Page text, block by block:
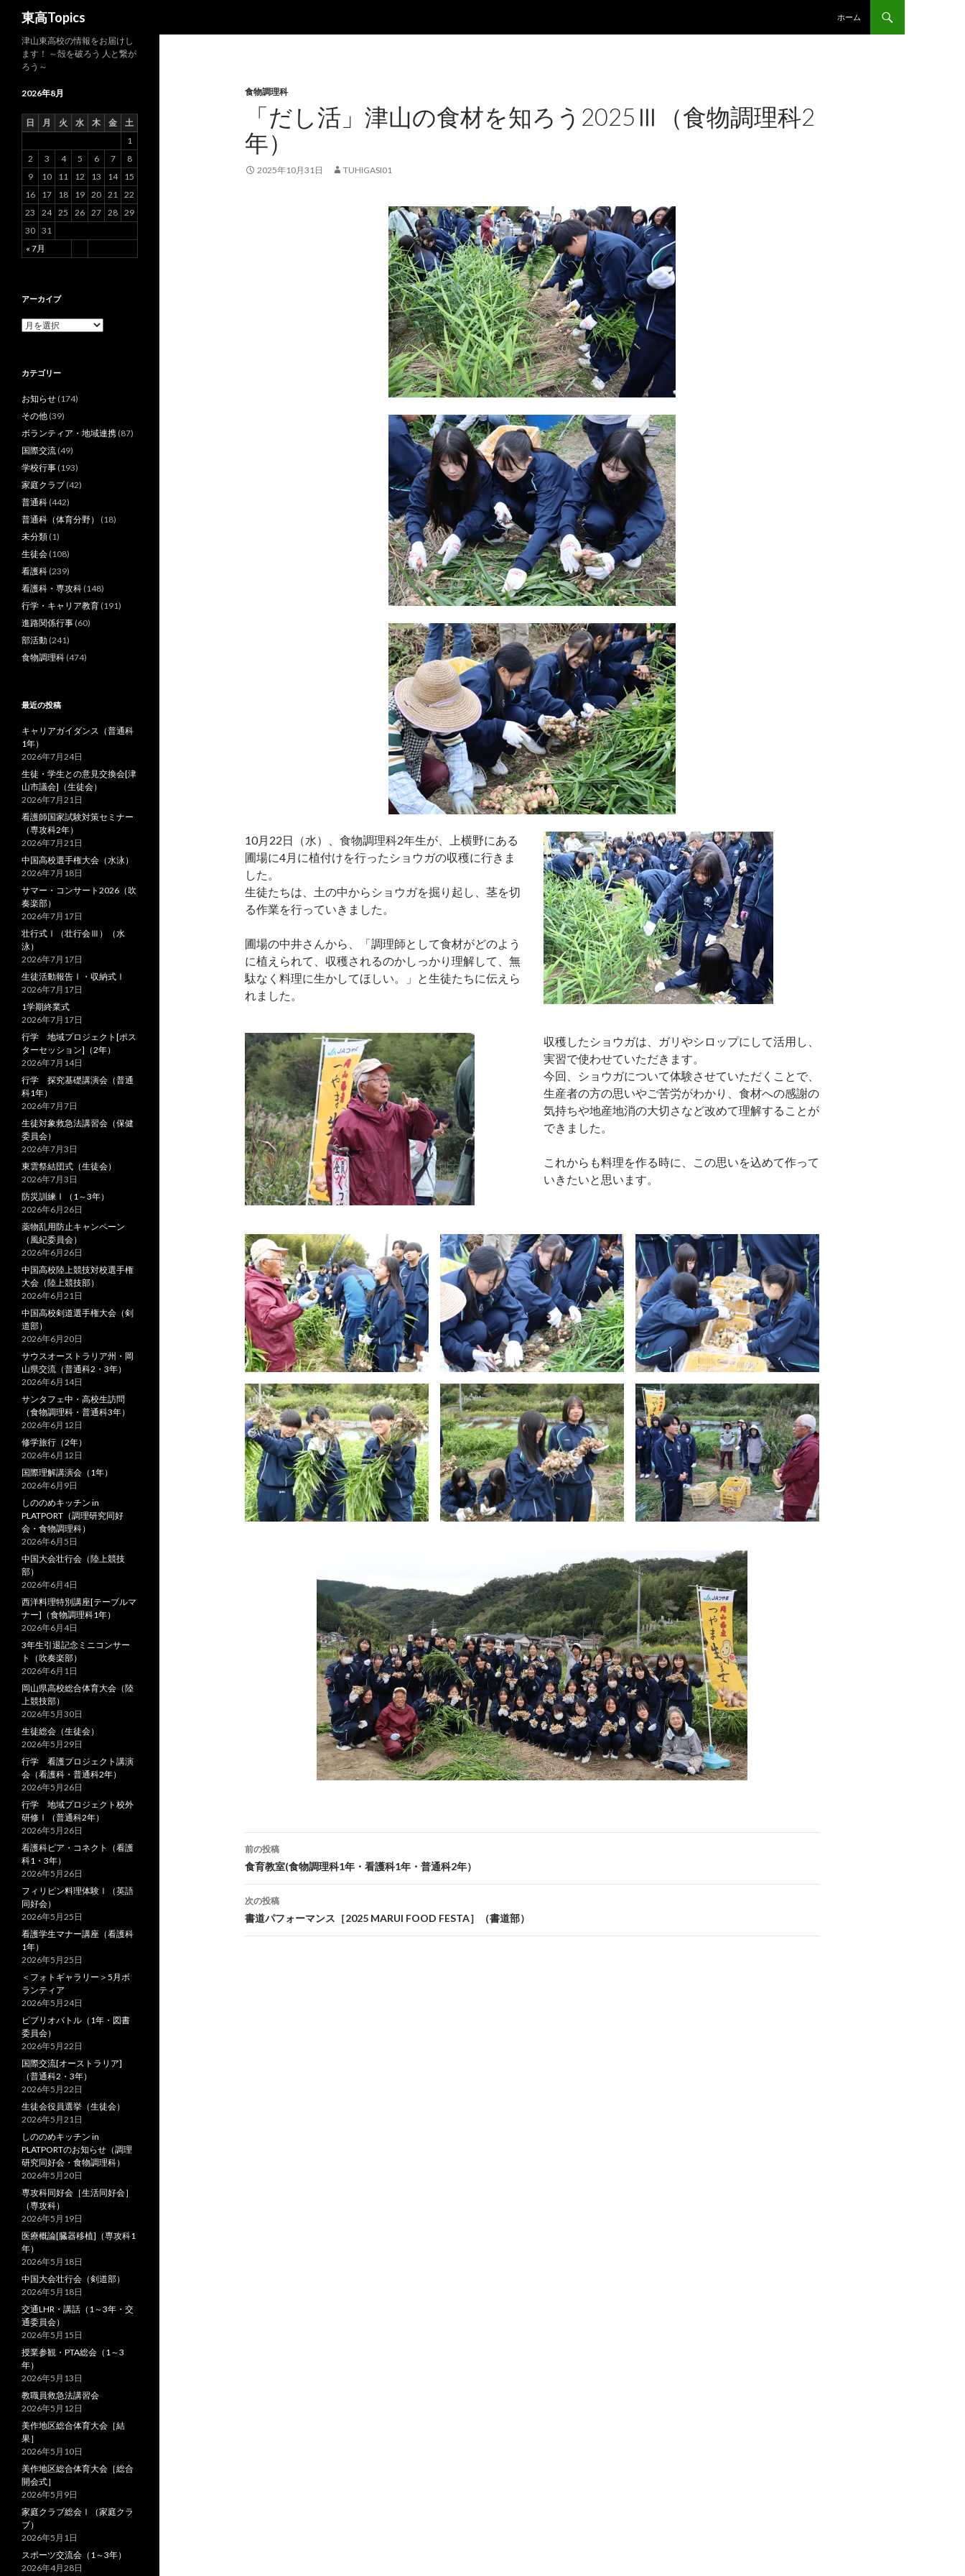
東高Topics
ホーム
食物調理科
「だし活」津山の食材を知ろう2025Ⅲ（食物調理科2
年）
2025年10月31日 TUHIGASI01
10月22日（水）、食物調理科2年生が、上横野にある
圃場に4月に植付けを行ったショウガの収穫に行きま
した。
生徒たちは、土の中からショウガを掘り起し、茎を切
る作業を行っていきました。
圃場の中井さんから、「調理師として食材がどのよう
に植えられて、収穫されるのかしっかり理解して、無
駄なく料理に生かしてほしい。」と生徒たちに伝えら
れました。
収穫したショウガは、ガリやシロップにして活用し、
実習で使わせていただきます。
今回、ショウガについて体験させていただくことで、
生産者の方の思いやご苦労がわかり、食材への感謝の
気持ちや地産地消の大切さなど改めて理解することが
できました。
これからも料理を作る時に、この思いを込めて作って
いきたいと思います。
投
稿
ナ
前の投稿
食育教室(食物調理科1年・看護科1年・普通科2年）
次の投稿
書道パフォーマンス［2025 MARUI FOOD FESTA］（書道部）
津山東高校の情報をお届けし
ます！ ～殻を破ろう 人と繋が
ろう～
2026年8月
日 月 火 水 木 金 土
« 7月
1
2
3 4 5 6 7
8
9
10 11 12 13 14
15
16
17 18 19 20 21 22
23
24 25 26 27 28 29
30 31
アーカイブ
ア
ブ
カテゴリー
お知らせ (174)
その他 (39)
ボランティア・地域連携 (87)
国際交流 (49)
学校行事 (193)
家庭クラブ (42)
普通科 (442)
普通科（体育分野）
(18)
未分類 (1)
生徒会 (108)
看護科 (239)
看護科・専攻科 (148)
行学・キャリア教育 (191)
進路関係行事 (60)
部活動 (241)
食物調理科 (474)
最近の投稿
キャリアガイダンス（普通科
1年）
2026年7月24日
生徒・学生との意見交換会[津
山市議会]（生徒会）
2026年7月21日
看護師国家試験対策セミナー
（専攻科2年）
2026年7月21日
中国高校選手権大会（水泳）
2026年7月18日
サマー・コンサート2026（吹
奏楽部）
2026年7月17日
壮行式Ⅰ（壮行会Ⅲ）（水
泳）
2026年7月17日
生徒活動報告Ⅰ・収納式Ⅰ
2026年7月17日
1学期終業式
2026年7月17日
行学 地域プロジェクト[ポス
ターセッション]（2年）
2026年7月14日
行学 探究基礎講演会（普通
科1年）
2026年7月7日
生徒対象救急法講習会（保健
委員会）
2026年7月3日
東雲祭結団式（生徒会）
2026年7月3日
防災訓練Ⅰ（1～3年）
2026年6月26日
薬物乱用防止キャンペーン
（風紀委員会）
2026年6月26日
中国高校陸上競技対校選手権
大会（陸上競技部）
2026年6月21日
中国高校剣道選手権大会（剣
道部）
2026年6月20日
サウスオーストラリア州・岡
山県交流（普通科2・3年）
2026年6月14日
サンタフェ中・高校生訪問
（食物調理科・普通科3年）
2026年6月12日
修学旅行（2年）
2026年6月12日
国際理解講演会（1年）
2026年6月9日
しののめキッチン in
PLATPORT（調理研究同好
会・食物調理科）
2026年6月5日
中国大会壮行会（陸上競技
部）
2026年6月4日
西洋料理特別講座[テーブルマ
ナー]（食物調理科1年）
2026年6月4日
3年生引退記念ミニコンサー
ト（吹奏楽部）
2026年6月1日
岡山県高校総合体育大会（陸
上競技部）
2026年5月30日
生徒総会（生徒会）
2026年5月29日
行学 看護プロジェクト講演
会（看護科・普通科2年）
2026年5月26日
行学 地域プロジェクト校外
研修Ⅰ（普通科2年）
2026年5月26日
看護科ピア・コネクト（看護
科1・3年）
2026年5月26日
フィリピン料理体験Ⅰ（英語
同好会）
2026年5月25日
看護学生マナー講座（看護科
1年）
2026年5月25日
＜フォトギャラリー＞5月ボ
ランティア
2026年5月24日
ビブリオバトル（1年・図書
委員会）
2026年5月22日
国際交流[オーストラリア]
（普通科2・3年）
2026年5月22日
生徒会役員選挙（生徒会）
2026年5月21日
しののめキッチン in
PLATPORTのお知らせ（調理
研究同好会・食物調理科）
2026年5月20日
専攻科同好会［生活同好会］
（専攻科）
2026年5月19日
医療概論[臓器移植]（専攻科1
年）
2026年5月18日
中国大会壮行会（剣道部）
2026年5月18日
交通LHR・講話（1～3年・交
通委員会）
2026年5月15日
授業参観・PTA総会（1～3
年）
2026年5月13日
教職員救急法講習会
2026年5月12日
美作地区総合体育大会［結
果］
2026年5月10日
美作地区総合体育大会［総合
開会式］
2026年5月9日
家庭クラブ総会Ⅰ（家庭クラ
ブ）
2026年5月1日
スポーツ交流会（1～3年）
2026年4月28日